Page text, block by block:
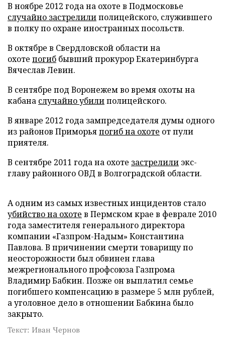
В ноябре 2012 года на охоте в Подмосковье
случайно застрелилиполицейского, служившего
в полку по охране иностранных посольств.
В октябре в Свердловской области на
охоте погиб бывший прокурор Екатеринбурга
Вячеслав Левин.
В сентябре под Воронежем во время охоты на
кабана случайно убилиполицейского.
В январе 2012 года зампредседателя думы одного
из районов Приморьяпогиб на охоте от пули
приятеля.
В сентябре 2011 года на охоте застрелили экс-
главу районного ОВД в Волгоградской области.
А одним из самых известных инцидентов стало
убийство на охоте в Пермском крае в феврале 2010
года заместителя генерального директора
компании «Газпром-Надым» Константина
Павлова. В причинении смерти товарищу по
неосторожности был обвинен глава
межрегионального профсоюза Газпрома
Владимир Бабкин. Позже он выплатил семье
погибшего компенсацию в размере 5 млн рублей,
а уголовное дело в отношении Бабкина было
закрыто.
Текст: Иван Чернов